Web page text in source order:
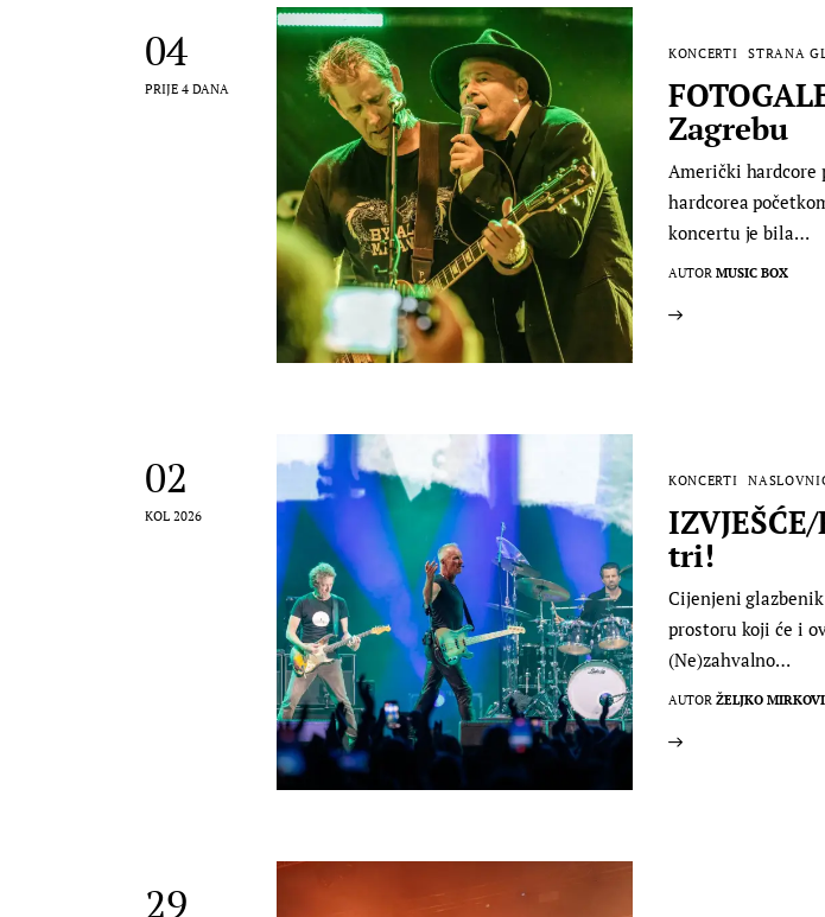
04
PRIJE 4 DANA
KONCERTI STRANA
Zagrebu
Američki hardcore
hardcorea
koncertu je bila…
AUTOR MUSIC BOX
02
KOL 2026
KONCERTI
tri!
Cijenjeni
prostoru koji će i
(Ne)zahvalno…
AUTOR ŽELJKO
29